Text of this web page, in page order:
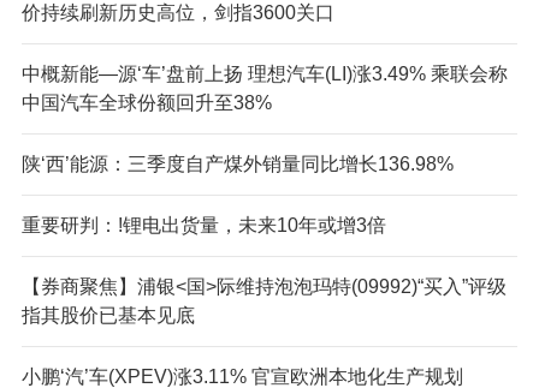
价持续刷新历史高位，剑指3600关口
中概新能—源‘车’盘前上扬 理想汽车(LI)涨3.49% 乘联会称
中国汽车全球份额回升至38%
陕‘西’能源：三季度自产煤外销量同比增长136.98%
重要研判：!锂电出货量，未来10年或增3倍
【券商聚焦】浦银<国>际维持泡泡玛特(09992)“买入”评级
指其股价已基本见底
小鹏‘汽’车(XPEV)涨3.11% 官宣欧洲本地化生产规划